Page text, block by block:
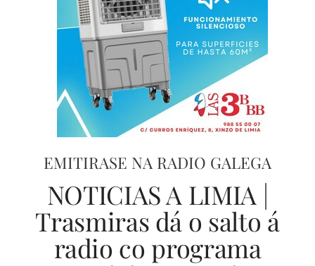
EMITIRASE NA RADIO GALEGA
NOTICIAS A LIMIA |
Trasmiras dá o salto á
radio co programa